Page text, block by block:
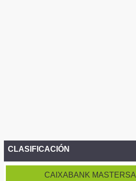
CLASIFICACIÓN
CAIXABANK MASTERSA